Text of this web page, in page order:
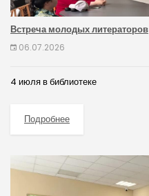
Встреча молодых литераторов
06.07.2026
4 июля в библиотеке
Подробнее